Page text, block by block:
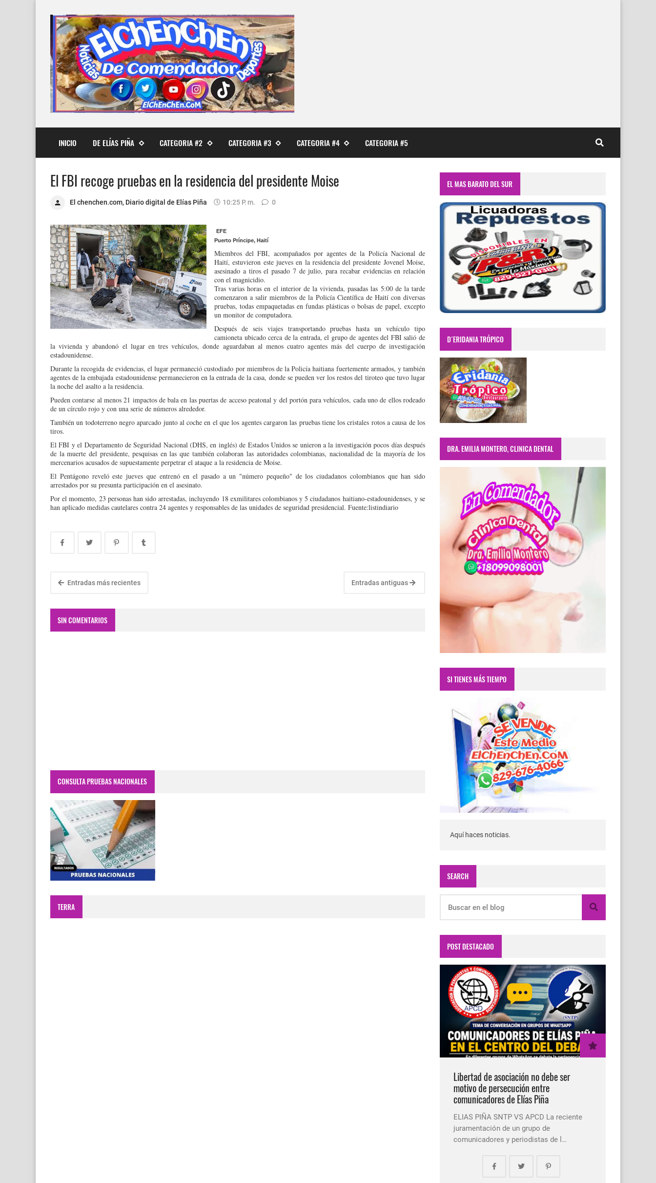
INICIO DE ELÍAS PIÑA CATEGORIA #2 CATEGORIA #3 CATEGORIA #4 CATEGORIA #5
El FBI recoge pruebas en la residencia del presidente Moise
El chenchen.com, Diario digital de Elías Piña 10:25 P. M. 0
EFE
Puerto Príncipe, Haití
Miembros del FBI, acompañados por agentes de la Policía Nacional de
Haití, estuvieron este jueves en la residencia del presidente Jovenel Moise,
asesinado a tiros el pasado 7 de julio, para recabar evidencias en relación
con el magnicidio.
Tras varias horas en el interior de la vivienda, pasadas las 5:00 de la tarde
comenzaron a salir miembros de la Policía Científica de Haití con diversas
pruebas, todas empaquetadas en fundas plásticas o bolsas de papel, excepto
un monitor de computadora.
Después de seis viajes transportando pruebas hasta un vehículo tipo
camioneta ubicado cerca de la entrada, el grupo de agentes del FBI salió de
la vivienda y abandonó el lugar en tres vehículos, donde aguardaban al menos cuatro agentes más del cuerpo de investigación
estadounidense.
Durante la recogida de evidencias, el lugar permaneció custodiado por miembros de la Policía haitiana fuertemente armados, y también
agentes de la embajada estadounidense permanecieron en la entrada de la casa, donde se pueden ver los restos del tiroteo que tuvo lugar
la noche del asalto a la residencia.
Pueden contarse al menos 21 impactos de bala en las puertas de acceso peatonal y del portón para vehículos, cada uno de ellos rodeado
de un círculo rojo y con una serie de números alrededor.
También un todoterreno negro aparcado junto al coche en el que los agentes cargaron las pruebas tiene los cristales rotos a causa de los
tiros.
El FBI y el Departamento de Seguridad Nacional (DHS, en inglés) de Estados Unidos se unieron a la investigación pocos días después
de la muerte del presidente, pesquisas en las que también colaboran las autoridades colombianas, nacionalidad de la mayoría de los
mercenarios acusados de supuestamente perpetrar el ataque a la residencia de Moise.
El Pentágono reveló este jueves que entrenó en el pasado a un "número pequeño" de los ciudadanos colombianos que han sido
arrestados por su presunta participación en el asesinato.
Por el momento, 23 personas han sido arrestadas, incluyendo 18 exmilitares colombianos y 5 ciudadanos haitiano-estadounidenses, y se
han aplicado medidas cautelares contra 24 agentes y responsables de las unidades de seguridad presidencial. Fuente:listindiario
Entradas más recientes Entradas antiguas
SIN COMENTARIOS
CONSULTA PRUEBAS NACIONALES
TERRA
EL MAS BARATO DEL SUR
D´ERIDANIA TRÓPICO
DRA. EMILIA MONTERO, CLINICA DENTAL
SI TIENES MÁS TIEMPO
Aquí haces noticias.
SEARCH
POST DESTACADO
Libertad de asociación no debe ser
motivo de persecución entre
comunicadores de Elías Piña
ELIAS PIÑA SNTP VS APCD La reciente
juramentación de un grupo de
comunicadores y periodistas de l…